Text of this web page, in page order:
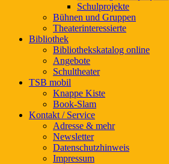
Schulprojekte
Bühnen und Gruppen
Theaterinteressierte
Bibliothek
Bibliothekskatalog online
Angebote
Schultheater
TSB mobil
Knappe Kiste
Book-Slam
Kontakt / Service
Adresse & mehr
Newsletter
Datenschutzhinweis
Impressum